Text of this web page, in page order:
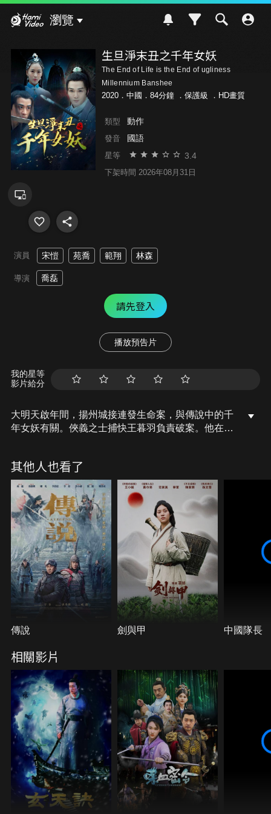
瀏覽
生旦淨末丑之千年女妖
The End of Life is the End of ugliness
Millennium Banshee
2020．中國．84分鐘 ． 保護級 ．HD畫質
類型 動作
發音 國語
星等 3.4
下架時間 2026年08月31日
演員 宋愷 苑喬 範翔 林森
導演 喬磊
請先登入
播放預告片
我的星等
影片給分
大明天啟年間，揚州城接連發生命案，與傳說中的千
年女妖有關。俠義之士捕快王暮羽負責破案。他在調
罪犯！
其他人也看了
傳說 劍與甲 中國隊長
相關影片